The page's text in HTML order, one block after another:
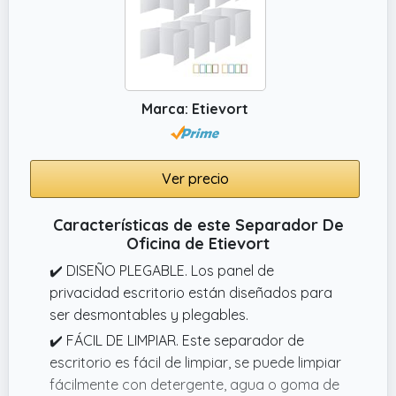
Marca: Etievort
Ver precio
Características de este Separador De
Oficina de Etievort
✔️ DISEÑO PLEGABLE. Los panel de
privacidad escritorio están diseñados para
ser desmontables y plegables.
✔️ FÁCIL DE LIMPIAR. Este separador de
escritorio es fácil de limpiar, se puede limpiar
fácilmente con detergente, agua o goma de